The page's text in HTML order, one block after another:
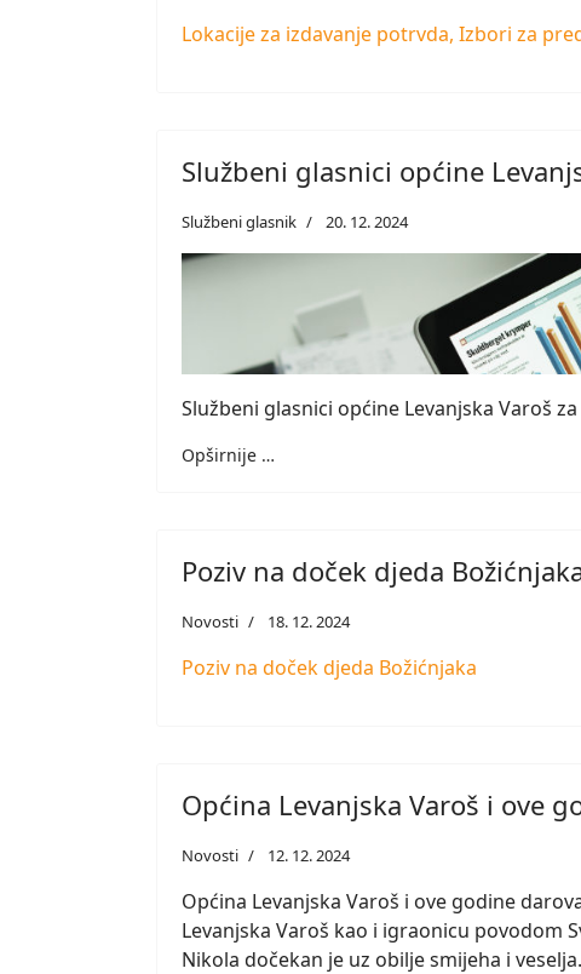
Lokacije za izdavanje potrvda, Izbori za
Službeni glasnici općine
Službeni glasnik 20. 12. 2024
Službeni glasnici općine Levanjska Varoš
Opširnije …
Poziv na doček djeda
Novosti 18. 12. 2024
Poziv na doček djeda Božićnjaka
Općina Levanjska Varoš i ove
Novosti 12. 12. 2024
Općina Levanjska Varoš i ove godine
Levanjska Varoš kao i igraonicu povodom
Nikola dočekan je uz obilje smijeha i veselja.